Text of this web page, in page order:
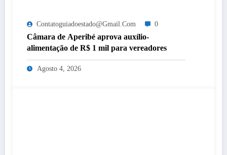
Contatoguiadoestado@gmail.com 0
Câmara de Aperibé aprova auxílio-
alimentação de R$ 1 mil para vereadores
Agosto 4, 2026